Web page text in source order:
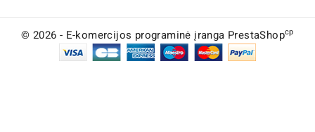
© 2026 - E-komercijos programinė įranga PrestaShopcp